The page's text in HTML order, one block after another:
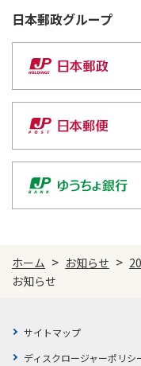
マイページででき
新規登録
ログイン
ご契約内容の確認
各種サービス・お
かんぽプラチナラ
資料請求
保険の探し方のポ
保険かんたん診断
これからのライ
ご契約手続きの
お問い合わせ先
保険
医療
お金
子育て
ライフプラン
健康情報
ご挨拶
経営理念・経営
会社概要
財務情報
株主・投資家のみ
採用情報
CM・オウンドメ
かんぽブランド
サステナビリティ
株主・投資家のみなさ
採用情報
日本郵政グループ
ホーム > お知らせ >
お知らせ
サイトマップ
ディスクロージャーポリシ